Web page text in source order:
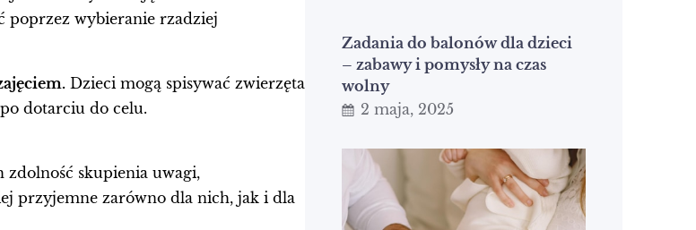
poprzez wybieranie rzadziej
Dzieci mogą spisywać zwierzęta
dotarciu do celu.
zdolność skupienia uwagi,
przyjemne zarówno dla nich, jak i dla
Zadania do balonów dla dzieci
– zabawy i pomysły na czas
wolny
2 maja, 2025